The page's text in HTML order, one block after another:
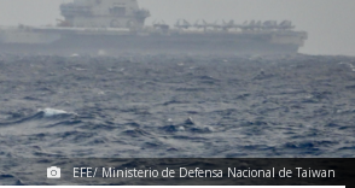
EFE/ Ministerio de Defensa Nacional de Taiwan